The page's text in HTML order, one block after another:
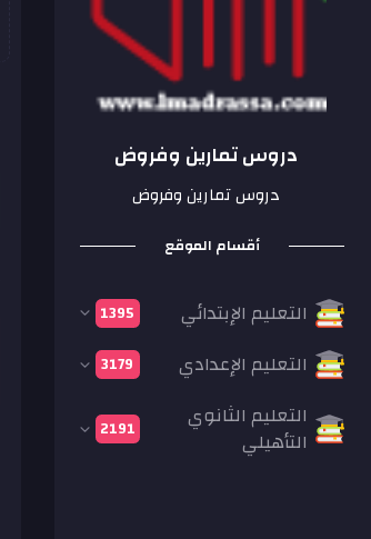
دروس تمارين وفروض
دروس تمارين وفروض
أقسام الموقع
التعليم الإبتدائي 1395
التعليم الإعدادي 3179
التعليم الثانوي
التأهيلي
2191